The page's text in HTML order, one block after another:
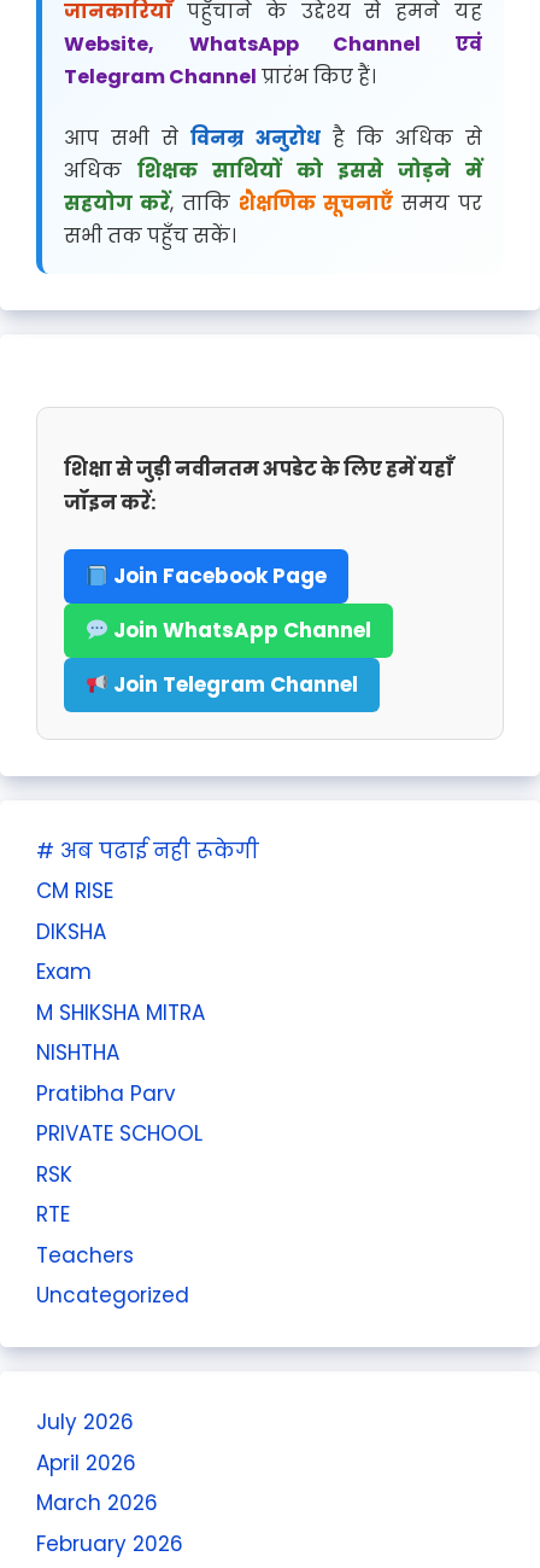
जानकारियाँपहुँचाने के उद्देश्य से हमने यह
Website, WhatsApp Channel एवं
Telegram Channel प्रारंभ किए हैं।
आप सभी सेविनम्र अनुरोधहै कि अधिक से
अधिकशिक्षक साथियों को इससे जोड़ने में
सहयोग करें, ताकि शैक्षणिक सूचनाएँ समय पर
सभी तक पहुँच सकें।
शिक्षा से जुड़ी नवीनतम अपडेट के लिए हमें यहाँ
जॉइन करें:
Join Facebook Page
Join WhatsApp Channel
Join Telegram Channel
# अब पढाई नही रूकेगी
CM RISE
DIKSHA
Exam
M SHIKSHA MITRA
NISHTHA
Pratibha Parv
PRIVATE SCHOOL
RSK
RTE
Teachers
Uncategorized
July 2026
April 2026
March 2026
February 2026